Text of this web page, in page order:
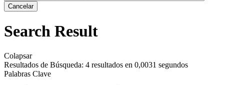
Cancelar
Search Result
Colapsar
Resultados de Búsqueda: 4 resultados en 0,0031 segundos
Palabras Clave